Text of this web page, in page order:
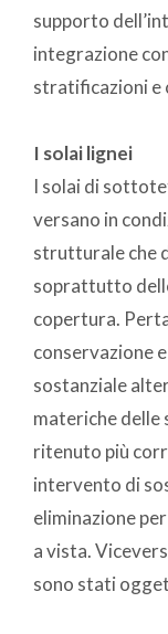
supporto
integrazione
stratificazioni e
I solai lignei
I solai di
versano in
strutturale che
soprattutto
copertura.
conservazione
sostanziale
materiche
ritenuto più
intervento di
eliminazione
a vista.
sono stati